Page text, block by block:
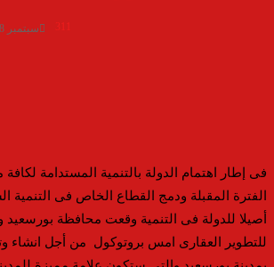
سبتمبر 18, 2020 311
فى إطار اهتمام الدولة بالتنمية المستدامة
الفترة المقبلة ودمج القطاع الخاص فى التنمية
أصيلا للدولة فى التنمية وقعت محافظة بورسعيد
للتطوير العقارى امس بروتوكول من أجل انشاء